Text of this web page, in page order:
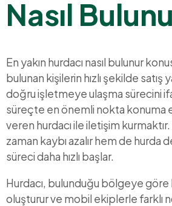
Nasıl
En yakın hurdacı nasıl bulunur
bulunan kişilerin hızlı şekilde satış
doğru işletmeye ulaşma sürecini
süreçte en önemli nokta konuma
veren hurdacı ile iletişim
zaman kaybı azalır hem de hurda
süreci daha hızlı başlar.
Hurdacı, bulunduğu bölgeye göre
oluşturur ve mobil ekiplerle farklı